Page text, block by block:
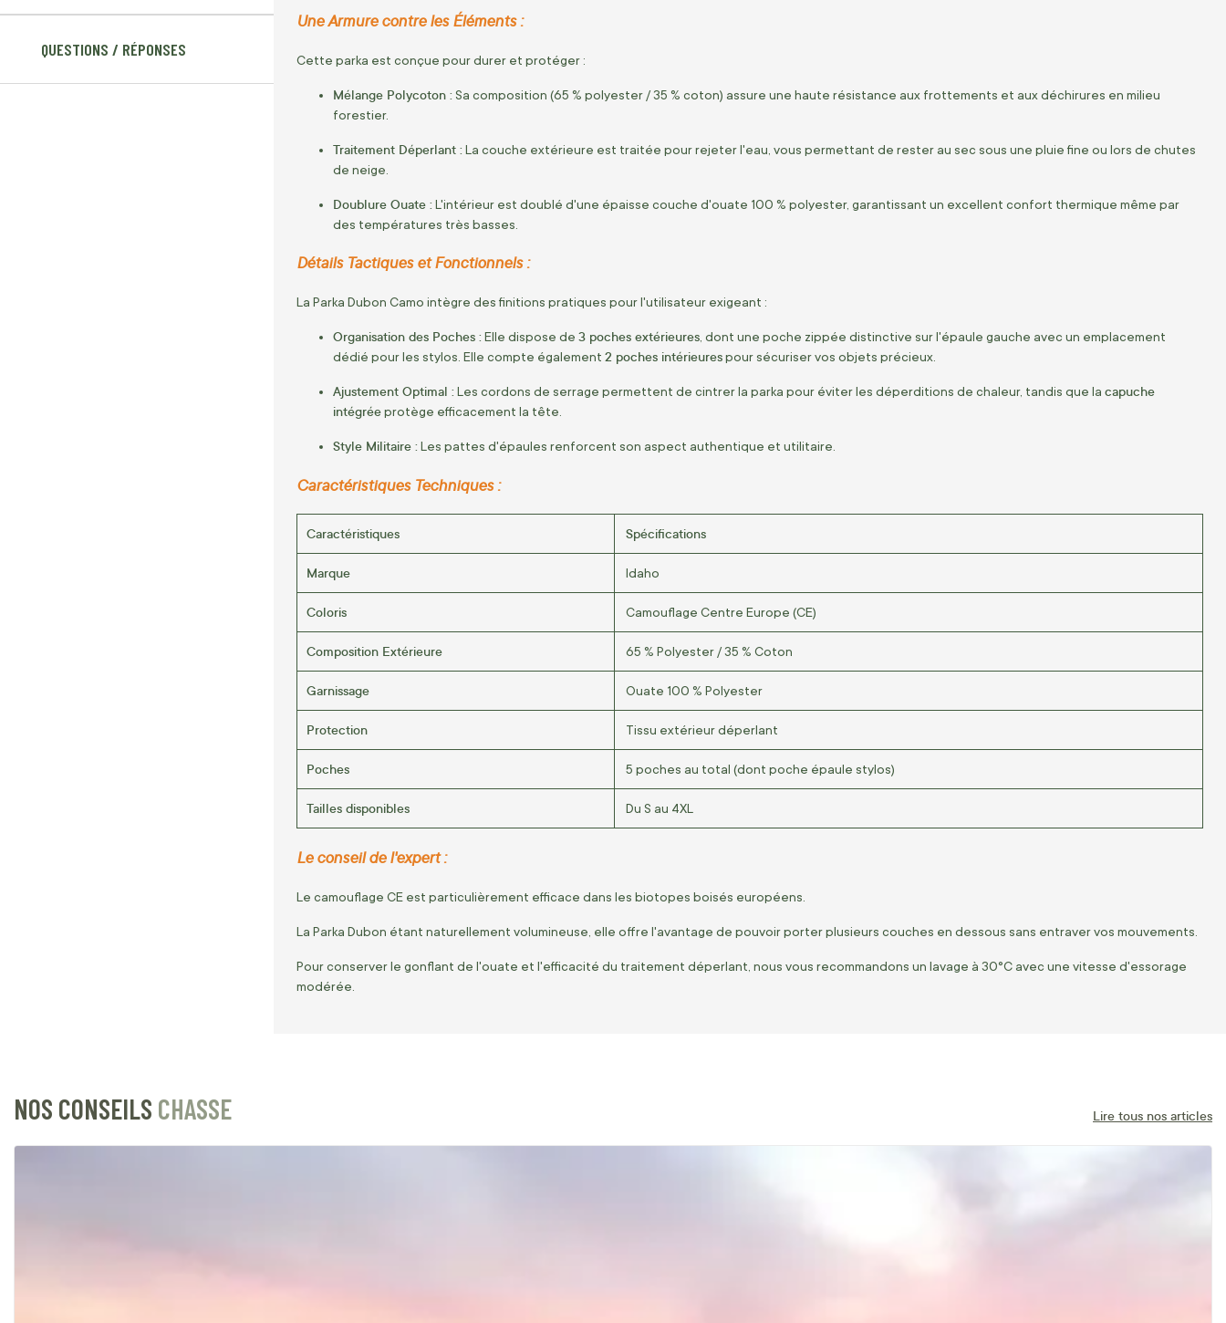
QUESTIONS / RÉPONSES
Une Armure contre les Éléments :
Cette parka est conçue pour durer et protéger :
Mélange Polycoton : Sa composition (65 % polyester / 35 % coton) assure une haute résistance aux frottements et aux déchirures en milieu
forestier.
Traitement Déperlant : La couche extérieure est traitée pour rejeter l'eau, vous permettant de rester au sec sous une pluie fine ou lors de chutes
de neige.
Doublure Ouate : L'intérieur est doublé d'une épaisse couche d'ouate 100 % polyester, garantissant un excellent confort thermique même par
des températures très basses.
Détails Tactiques et Fonctionnels :
La Parka Dubon Camo intègre des finitions pratiques pour l'utilisateur exigeant :
Organisation des Poches : Elle dispose de 3 poches extérieures , dont une poche zippée distinctive sur l'épaule gauche avec un emplacement
dédié pour les stylos. Elle compte également 2 poches intérieurespour sécuriser vos objets précieux.
Ajustement Optimal : Les cordons de serrage permettent de cintrer la parka pour éviter les déperditions de chaleur, tandis que la capuche
intégréeprotège efficacement la tête.
Style Militaire : Les pattes d'épaules renforcent son aspect authentique et utilitaire.
Caractéristiques Techniques :
Caractéristiques Spécifications
Marque Idaho
Coloris Camouflage Centre Europe (CE)
Composition Extérieure 65 % Polyester / 35 % Coton
Garnissage Ouate 100 % Polyester
Protection Tissu extérieur déperlant
Poches 5 poches au total (dont poche épaule stylos)
Tailles disponibles Du S au 4XL
Le conseil de l'expert :
Le camouflage CE est particulièrement efficace dans les biotopes boisés européens.
La Parka Dubon étant naturellement volumineuse, elle offre l'avantage de pouvoir porter plusieurs couches en dessous sans entraver vos mouvements.
Pour conserver le gonflant de l'ouate et l'efficacité du traitement déperlant, nous vous recommandons un lavage à 30°C avec une vitesse d'essorage
modérée.
NOS CONSEILS CHASSE Lire tous nos articles